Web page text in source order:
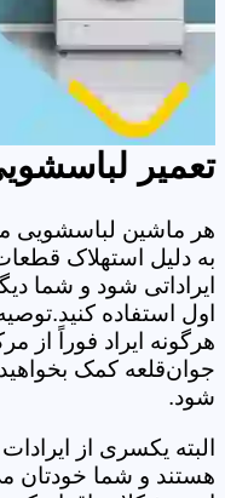
تعمیر
هر ماشین لباسشویی
به دلیل استهلاک
ایراداتی شود و شما
اول استفاده
هرگونه ایراد فوراً از
جوان‌قلعه کمک
شود.
البته یکسری از
هستند و شما خودتان